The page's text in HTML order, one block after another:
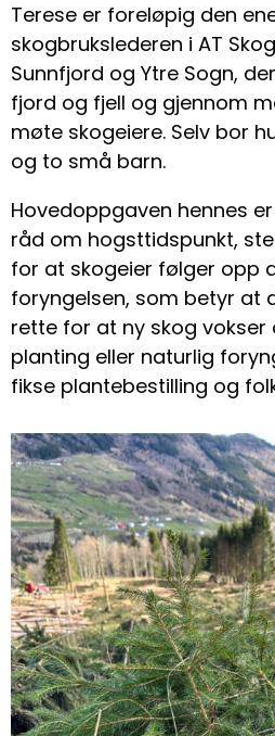
Terese er foreløpig den
skogbrukslederen i AT
Sunnfjord og Ytre Sogn,
fjord og fjell og gjennom
møte skogeiere. Selv bor
og to små barn.
Hovedoppgaven hennes
råd om hogsttidspunkt,
for at skogeier følger opp
foryngelsen, som betyr at
rette for at ny skog vokser
planting eller naturlig
fikse plantebestilling og